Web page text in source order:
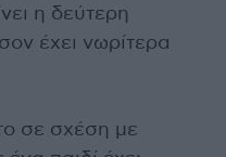
η δεύτερη
έχει νωρίτερα
σε σχέση με